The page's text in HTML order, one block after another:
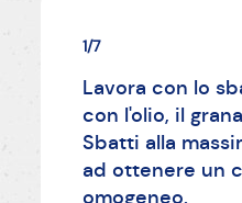
1/7
Lavora con lo
con l'olio, il
Sbatti alla
ad ottenere un
omogeneo.